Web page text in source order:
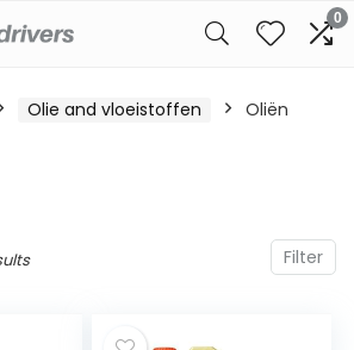
0
Olie and vloeistoffen Oliën
Filter